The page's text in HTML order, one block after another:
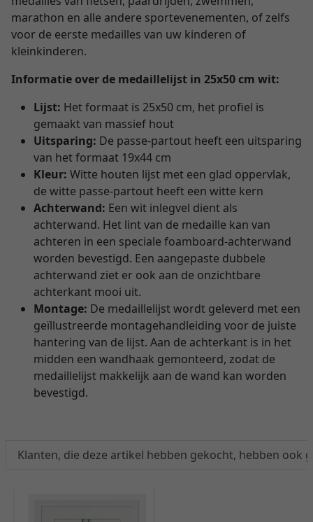
marathon en alle andere sportevenementen, of zelfs
voor de eerste medailles van uw kinderen of
kleinkinderen.
Informatie over de medaillelijst in 25x50 cm wit:
Lijst: Het formaat is 25x50 cm, het profiel is
gemaakt van massief hout
Uitsparing: De passe-partout heeft een uitsparing
van het formaat 19x44 cm
Kleur: Witte houten lijst met een glad oppervlak,
de witte passe-partout heeft een witte kern
Achterwand: Een wit inlegvel dient als
achterwand. Het lint van de medaille kan van
achteren in een speciale foamboard-achterwand
worden bevestigd. Een aangepaste dubbele
achterwand ziet er ook aan de onzichtbare
achterkant mooi uit.
Montage: De medaillelijst wordt geleverd met een
geïllustreerde montagehandleiding voor de juiste
hantering van de lijst. Aan de achterkant is in het
midden een wandhaak gemonteerd, zodat de
medaillelijst makkelijk aan de wand kan worden
bevestigd.
Klanten, die deze artikel hebben gekocht, hebben ook